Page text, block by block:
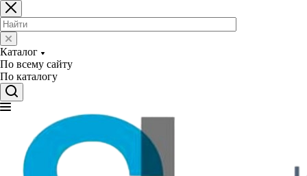
Каталог
По всему сайту
По каталогу